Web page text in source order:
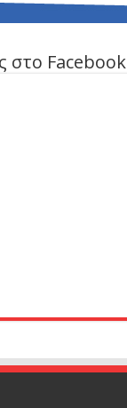
στο Facebook